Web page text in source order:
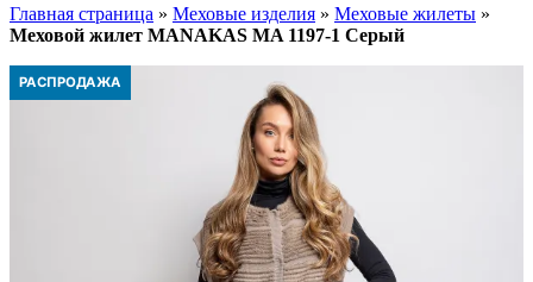
Главная страница » Меховые изделия » Меховые жилеты »
Меховой жилет MANAKAS MA 1197-1 Серый
РАСПРОДАЖА